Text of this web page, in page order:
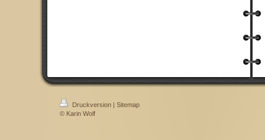
Druckversion | Sitemap
© Karin Wolf